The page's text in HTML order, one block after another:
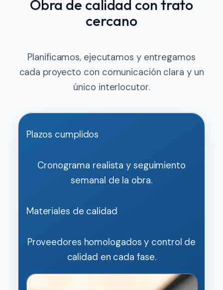
Obra de calidad con trato
cercano
Planificamos, ejecutamos y entregamos
cada proyecto con comunicación clara y un
único interlocutor.
Plazos cumplidos
Cronograma realista y seguimiento
semanal de la obra.
Materiales de calidad
Proveedores homologados y control de
calidad en cada fase.